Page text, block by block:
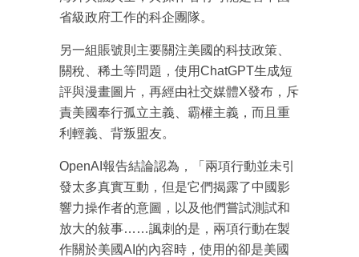
省級政府工作的科企團隊。
另一組賬號則主要關注美國的科技政策、
關稅、稀土等問題，使用ChatGPT生成短
評與漫畫圖片，再經由社交媒體X發布，斥
責美國奉行孤立主義、霸權主義，而且重
利輕義、背叛盟友。
OpenAI報告結論認為，「兩項行動並未引
發太多真實互動，但是它們揭露了中國影
響力操作者的意圖，以及他們嘗試測試和
放大的敍事……諷刺的是，兩項行動在製
作關於美國AI的內容時，使用的卻是美國